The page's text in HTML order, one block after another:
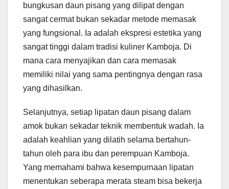
bungkusan daun pisang yang dilipat dengan
sangat cermat bukan sekadar metode memasak
yang fungsional. Ia adalah ekspresi estetika yang
sangat tinggi dalam tradisi kuliner Kamboja. Di
mana cara menyajikan dan cara memasak
memiliki nilai yang sama pentingnya dengan rasa
yang dihasilkan.
Selanjutnya, setiap lipatan daun pisang dalam
amok bukan sekadar teknik membentuk wadah. Ia
adalah keahlian yang dilatih selama bertahun-
tahun oleh para ibu dan perempuan Kamboja.
Yang memahami bahwa kesempurnaan lipatan
menentukan seberapa merata steam bisa bekerja